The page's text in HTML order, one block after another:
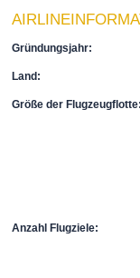
Gründungsjahr:
Land:
Größe der Flugzeugflotte:
Anzahl Flugziele: